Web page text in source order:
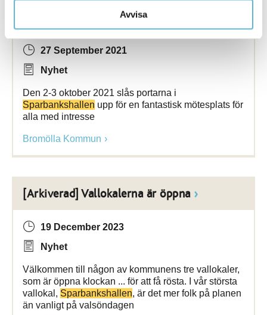
Avvisa
Välkommen till Bromöllas första mässa för
hälsa och välbefinnande!
27 September 2021
Nyhet
Den 2-3 oktober 2021 slås portarna i
Sparbankshallen upp för en fantastisk mötesplats för
alla med intresse
Bromölla Kommun
[Arkiverad] Vallokalerna är öppna
19 December 2023
Nyhet
Välkommen till någon av kommunens tre vallokaler,
som är öppna klockan ... för att få rösta. I vår största
vallokal, Sparbankshallen, är det mer folk på planen
än vanligt på valsöndagen